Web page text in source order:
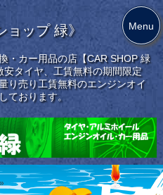
ョップ 緑》
・カー用品の店【CAR SHOP 緑
安タイヤ、工賃無料の期間限定
り売り工賃無料のエンジンオイ
ております。
»
Menu